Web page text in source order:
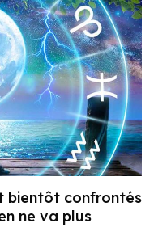
bientôt confrontés
ne va plus